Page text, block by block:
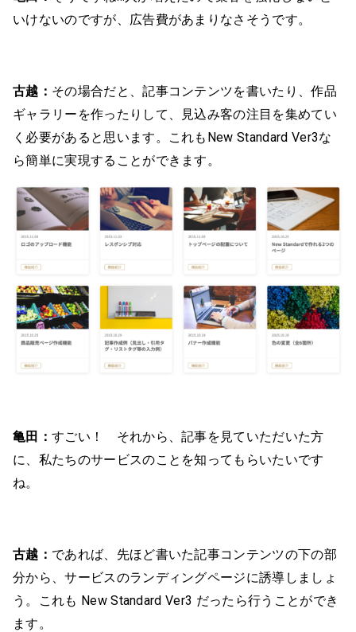
いけないのですが、広告費があまりなさそうです。
古越： その場合だと、記事コンテンツを書いたり、作品
ギャラリーを作ったりして、見込み客の注目を集めてい
く必要があると思います。これもNew Standard Ver3な
ら簡単に実現することができます。
亀田： すごい！ それから、記事を見ていただいた方
に、私たちのサービスのことを知ってもらいたいです
ね。
古越： であれば、先ほど書いた記事コンテンツの下の部
分から、サービスのランディングページに誘導しましょ
う。これも New Standard Ver3 だったら行うことができ
ます。